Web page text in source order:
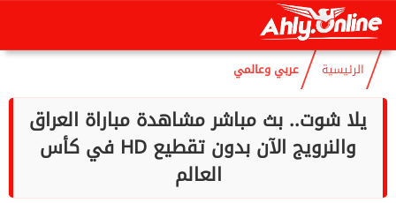
السبت
الرئيسية عربي وعالمي
يلا شوت.. بث مباشر مشاهدة مباراة العراق
والنرويج الآن بدون تقطيع HD في كأس
العالم